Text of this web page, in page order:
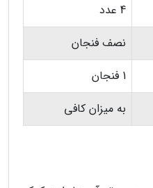
4 عدد
نصف فنجان
1 فنجان
به میزان کافی